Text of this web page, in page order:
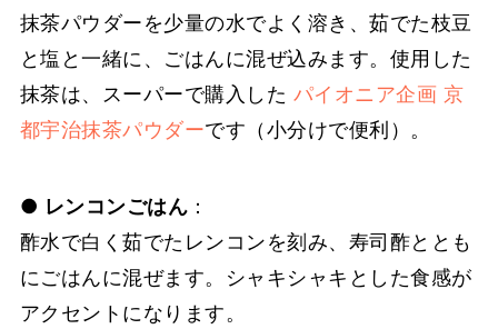
抹茶パウダーを少量の水でよく溶き、茹でた枝豆
と塩と一緒に、ごはんに混ぜ込みます。使用した
抹茶は、スーパーで購入した パイオニア企画 京
都宇治抹茶パウダーです（小分けで便利）。
● レンコンごはん ：
酢水で白く茹でたレンコンを刻み、寿司酢ととも
にごはんに混ぜます。シャキシャキとした食感が
アクセントになります。